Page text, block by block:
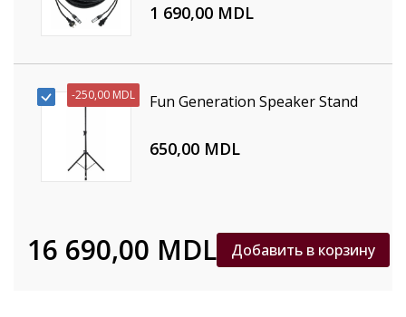
1 690,00 MDL
-250,00 MDL Fun Generation Speaker Stand
650,00 MDL
16 690,00 MDL Добавить в корзину